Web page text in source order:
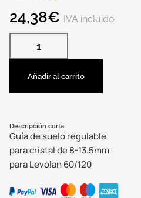
24,38€ IVA incluido
Añadir al carrito
Descripción corta:
Guía de suelo regulable
para cristal de 8-13.5mm
para Levolan 60/120